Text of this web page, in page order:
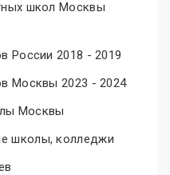
школ Москвы
России 2018 - 2019
Москвы 2023 - 2024
Москвы
школы, колледжи